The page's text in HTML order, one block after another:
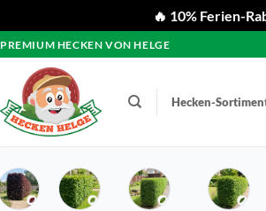
🔥 10% Ferien-
PREMIUM HECKEN VON HELGE
Hecken-